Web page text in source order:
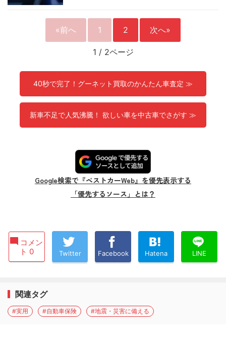
«前へ 1 2 次へ»
1 / 2ページ
40秒で完了！グーネット買取のかんたん車査定 ≫
新車不足で人気沸騰！ 欲しい車を中古車でさがす ≫
Google検索で『ベストカーWeb』を優先表示する
「優先するソース」とは？
コメン
ト 0
Twitter Facebook Hatena LINE
関連タグ
#実用 #自動車保険 #地震・災害に備える